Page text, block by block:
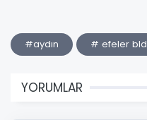
#aydın # efeler bld
YORUMLAR